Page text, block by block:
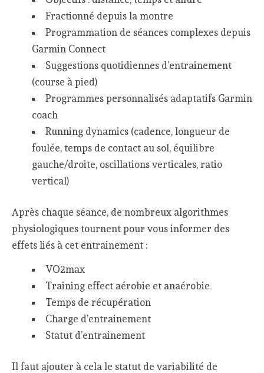
Fractionné depuis la montre
Programmation de séances complexes depuis
Garmin Connect
Suggestions quotidiennes d’entrainement
(course à pied)
Programmes personnalisés adaptatifs Garmin
coach
Running dynamics (cadence, longueur de
foulée, temps de contact au sol, équilibre
gauche/droite, oscillations verticales, ratio
vertical)
Après chaque séance, de nombreux algorithmes
physiologiques tournent pour vous informer des
effets liés à cet entrainement :
VO2max
Training effect aérobie et anaérobie
Temps de récupération
Charge d’entrainement
Statut d’entrainement
Il faut ajouter à cela le statut de variabilité de